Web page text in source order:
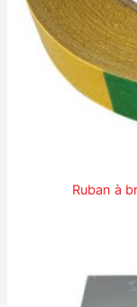
Ruban à